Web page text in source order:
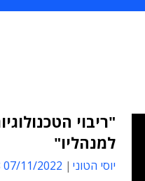
"ריבוי
למנהליו"
יוסי הטוני 07/11/2022 15:58